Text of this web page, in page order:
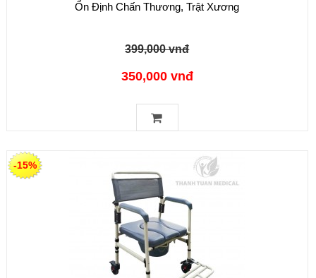
Ổn Định Chấn Thương, Trật Xương
399,000 vnđ
350,000 vnđ
-15%